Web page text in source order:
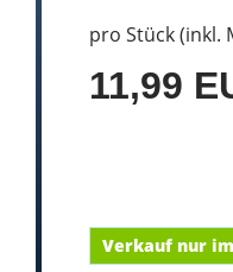
pro Stück (inkl.
11,99
Verkauf nur